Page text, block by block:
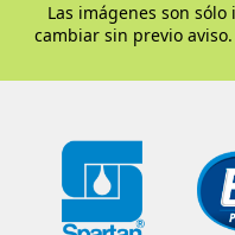
Las imágenes son
cambiar sin previo